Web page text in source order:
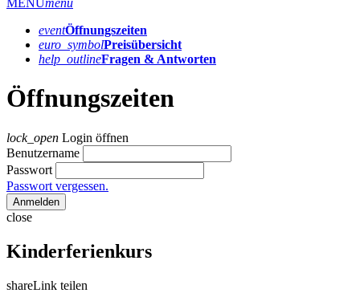
MENÜmenu
eventÖffnungs­zeiten
euro_symbolPreis­übersicht
help_outlineFragen & Antworten
Öffnungszeiten
lock_open Login öffnen
Benutzername
Passwort
Passwort vergessen.
Anmelden
close
Kinderferienkurs
shareLink teilen